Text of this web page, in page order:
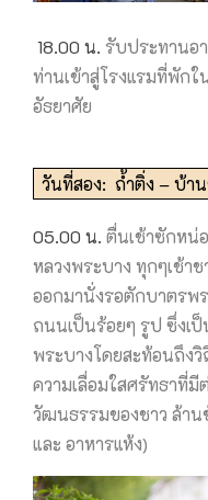
18.00 น. รับประทานอ
ท่านเข้าสู่โรงแรมที่พัก
อัธยาศัย
วันที่สอง: ถ้ำติ่ง – บ้า
05.00 น. ตื่นเช้าซักหน่
หลวงพระบาง ทุกๆเช้า
ออกมานั่งรอตักบาตรพร
ถนนเป็นร้อยๆ รูป ซึ่งเ
พระบางโดยสะท้อนถึง
ความเลื่อมใสศรัทธาที่
วัฒนธรรมของชาว ล้าน
และ อาหารแห้ง)